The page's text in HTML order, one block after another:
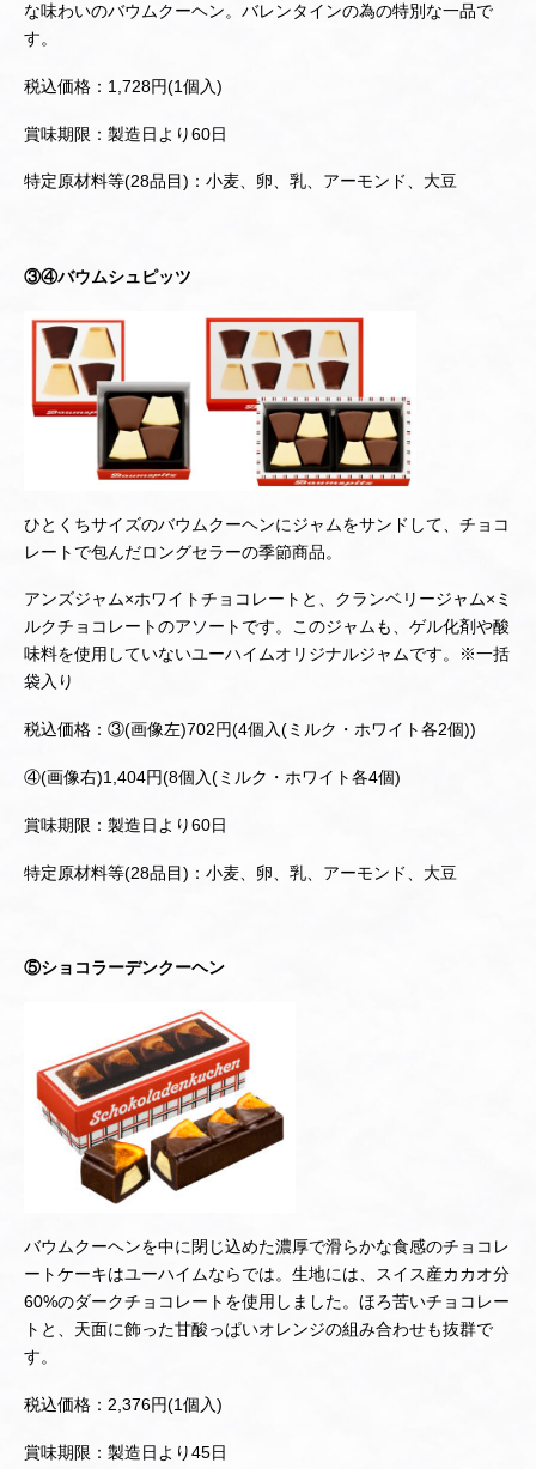
な味わいのバウムクーヘン。バレンタインの為の特別な一品で
す。
税込価格：1,728円(1個入)
賞味期限：製造日より60日
特定原材料等(28品目)：小麦、卵、乳、アーモンド、大豆
③④バウムシュピッツ
ひとくちサイズのバウムクーヘンにジャムをサンドして、チョコ
レートで包んだロングセラーの季節商品。
アンズジャム×ホワイトチョコレートと、クランベリージャム×ミ
ルクチョコレートのアソートです。このジャムも、ゲル化剤や酸
味料を使用していないユーハイムオリジナルジャムです。※一括
袋入り
税込価格：③(画像左)702円(4個入(ミルク・ホワイト各2個))
④(画像右)1,404円(8個入(ミルク・ホワイト各4個)
賞味期限：製造日より60日
特定原材料等(28品目)：小麦、卵、乳、アーモンド、大豆
⑤ショコラーデンクーヘン
バウムクーヘンを中に閉じ込めた濃厚で滑らかな食感のチョコレ
ートケーキはユーハイムならでは。生地には、スイス産カカオ分
60%のダークチョコレートを使用しました。ほろ苦いチョコレー
トと、天面に飾った甘酸っぱいオレンジの組み合わせも抜群で
す。
税込価格：2,376円(1個入)
賞味期限：製造日より45日